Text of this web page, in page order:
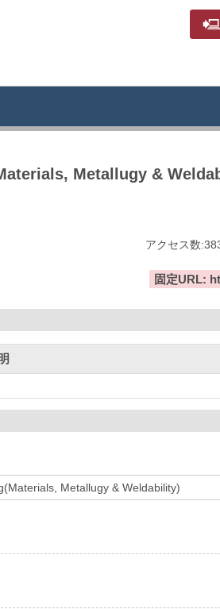
Metallugy &
アクセス数:
固定URL:
Metallugy & Weldability)